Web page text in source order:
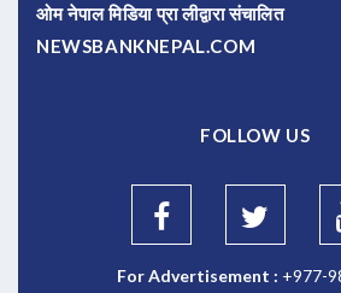
ओम नेपाल मिडिया प्रा लीद्वारा संचालित
NEWSBANKNEPAL.COM
FOLLOW US
For Advertisement : +977-